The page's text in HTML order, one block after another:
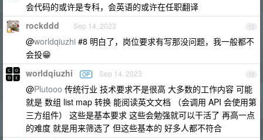
会代码的或许是专科，会英语的或许在任职翻译
12
rockddd Sep 14, 2023
@worldqiuzhi #8 明白了，岗位要求有写那没问题，我一般都不
会投😁
13
worldqiuzhi OP Sep 14, 2023
@Plutooo 传统行业 技术要求不是很高 大多数的工作内容 可能
就是 数组 list map 转换 能阅读英文文档 （会调用 API 会使用第
三方组件） 这些是基本要求 这些会勉强就可以干活了 再高一点
的难度 就是用来筛选了 但这些基本的 好多人都不符合